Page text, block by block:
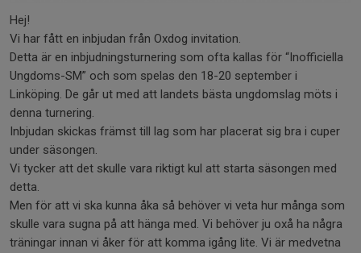
Hej!
Vi har fått en inbjudan från Oxdog invitation.
Detta är en inbjudningsturnering som ofta kallas för “Inofficiella
Ungdoms-SM” och som spelas den 18-20 september i
Linköping. De går ut med att landets bästa ungdomslag möts i
denna turnering.
Inbjudan skickas främst till lag som har placerat sig bra i cuper
under säsongen.
Vi tycker att det skulle vara riktigt kul att starta säsongen med
detta.
Men för att vi ska kunna åka så behöver vi veta hur många som
skulle vara sugna på att hänga med. Vi behöver ju oxå ha några
träningar innan vi åker för att komma igång lite. Vi är medvetna